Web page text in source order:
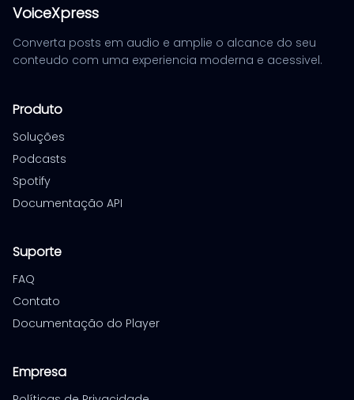
VoiceXpress
Converta posts em audio e amplie o alcance do seu
conteudo com uma experiencia moderna e acessivel.
Produto
Soluções
Podcasts
Spotify
Documentação API
Suporte
FAQ
Contato
Documentação do Player
Empresa